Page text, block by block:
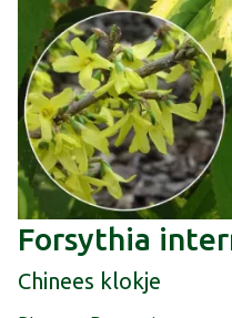
Forsythia
Chinees klokje